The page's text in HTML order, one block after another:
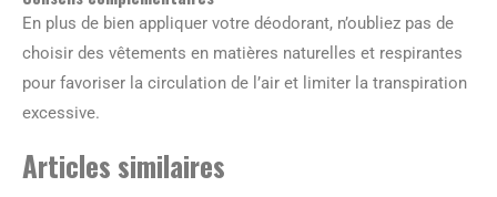
En plus de bien appliquer votre déodorant, n’oubliez pas de
choisir des vêtements en matières naturelles et respirantes
pour favoriser la circulation de l’air et limiter la transpiration
excessive.
Articles similaires